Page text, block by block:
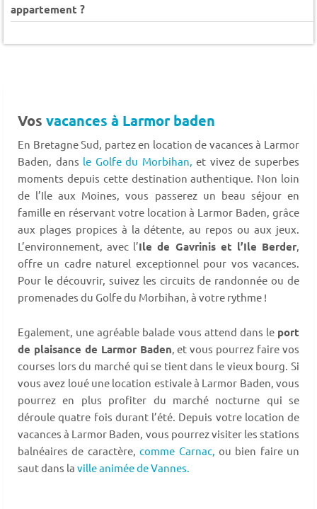
appartement ?
Vos vacances à Larmor baden
En Bretagne Sud, partez en location de vacances à Larmor
Baden, dans le Golfe du Morbihan, et vivez de superbes
moments depuis cette destination authentique. Non loin
de l’Ile aux Moines, vous passerez un beau séjour en
famille en réservant votre location à Larmor Baden, grâce
aux plages propices à la détente, au repos ou aux jeux.
L’environnement, avec l’Ile de Gavrinis et l’Ile Berder,
offre un cadre naturel exceptionnel pour vos vacances.
Pour le découvrir, suivez les circuits de randonnée ou de
promenades du Golfe du Morbihan, à votre rythme !
Egalement, une agréable balade vous attend dans le port
de plaisance de Larmor Baden, et vous pourrez faire vos
courses lors du marché qui se tient dans le vieux bourg. Si
vous avez loué une location estivale à Larmor Baden, vous
pourrez en plus profiter du marché nocturne qui se
déroule quatre fois durant l’été. Depuis votre location de
vacances à Larmor Baden, vous pourrez visiter les stations
balnéaires de caractère,comme Carnac, ou bien faire un
saut dans la ville animée de Vannes.